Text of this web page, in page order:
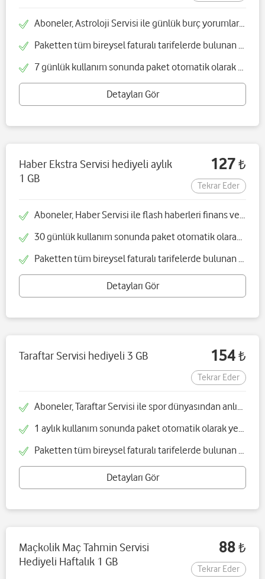
Aboneler, Astroloji Servisi ile günlük burç yorumlarını,günün tarot yorumları ve olumlama içeriklerini 7070'ten günlük SMS olarak alır
Paketten tüm bireysel faturalı tarifelerde bulunan müşterilerimiz yararlanabilir
7 günlük kullanım sonunda paket otomatik olarak yenilenir ve iptal edilmediği sürece Astroloji Servisi ile günlük SMS'ler almaya devam edebilirsiniz
Detayları Gör
Haber Ekstra Servisi hediyeli aylık
1 GB
127 ₺
Tekrar Eder
Aboneler, Haber Servisi ile flash haberleri finans ve hava durumu bilgilendirmelerini 7070'ten günlük SMS olarak alır
30 günlük kullanım sonunda paket otomatik olarak yenilenir ve iptal edilmediği sürece Haber Servisi'nden faydalanmaya devam edebilirler
Paketten tüm bireysel faturalı tarifelerde bulunan müşterilerimiz yararlanabilir
Detayları Gör
Taraftar Servisi hediyeli 3 GB 154 ₺
Tekrar Eder
Aboneler, Taraftar Servisi ile spor dünyasından anlık gelişmeleri ve görüntülü haberleri 7070'ten günlük SMS olarak alır
1 aylık kullanım sonunda paket otomatik olarak yenilenir ve iptal edilmediği sürece Taraftar Servisi'nden faydalanmaya devam edebilirsiniz
Paketten tüm bireysel faturalı tarifelerde bulunan müşterilerimiz yararlanabilir
Detayları Gör
Maçkolik Maç Tahmin Servisi
Hediyeli Haftalık 1 GB
88 ₺
Tekrar Eder